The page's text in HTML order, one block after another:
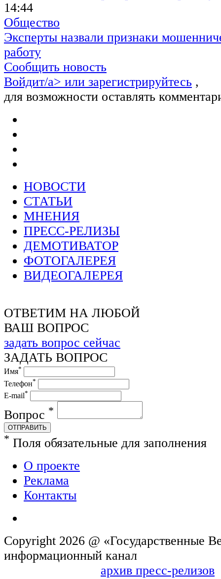
14:44
Общество
Эксперты назвали признаки
работу
Сообщить новость
Войдит/a> или зарегистрируйтесь ,
для возможности оставлять
НОВОСТИ
СТАТЬИ
МНЕНИЯ
ПРЕСС-РЕЛИЗЫ
ДЕМОТИВАТОР
ФОТОГАЛЕРЕЯ
ВИДЕОГАЛЕРЕЯ
ОТВЕТИМ НА ЛЮБОЙ
ВАШ ВОПРОС
задать вопрос сейчас
ЗАДАТЬ ВОПРОС
Имя*
Телефон*
E-mail*
Вопрос *
ОТПРАВИТЬ
* Поля обязательные для заполнения
О проекте
Реклама
Контакты
Copyright 2026 @ «Государственные
архив пресс-релизов